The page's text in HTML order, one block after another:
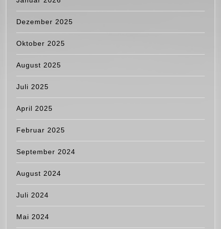
Dezember 2025
Oktober 2025
August 2025
Juli 2025
April 2025
Februar 2025
September 2024
August 2024
Juli 2024
Mai 2024